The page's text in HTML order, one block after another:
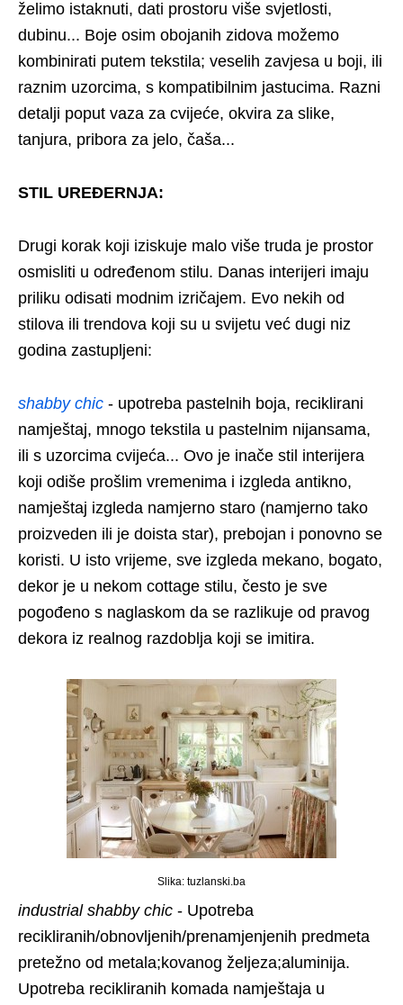
želimo istaknuti, dati prostoru više svjetlosti,
dubinu... Boje osim obojanih zidova možemo
kombinirati putem tekstila; veselih zavjesa u boji, ili
raznim uzorcima, s kompatibilnim jastucima. Razni
detalji poput vaza za cvijeće, okvira za slike,
tanjura, pribora za jelo, čaša...
STIL UREĐERNJA:
Drugi korak koji iziskuje malo više truda je prostor
osmisliti u određenom stilu. Danas interijeri imaju
priliku odisati modnim izričajem. Evo nekih od
stilova ili trendova koji su u svijetu već dugi niz
godina zastupljeni:
shabby chic - upotreba pastelnih boja, reciklirani
namještaj, mnogo tekstila u pastelnim nijansama,
ili s uzorcima cvijeća... Ovo je inače stil interijera
koji odiše prošlim vremenima i izgleda antikno,
namještaj izgleda namjerno staro (namjerno tako
proizveden ili je doista star), prebojan i ponovno se
koristi. U isto vrijeme, sve izgleda mekano, bogato,
dekor je u nekom cottage stilu, često je sve
pogođeno s naglaskom da se razlikuje od pravog
dekora iz realnog razdoblja koji se imitira.
Slika: tuzlanski.ba
industrial shabby chic - Upotreba
recikliranih/obnovljenih/prenamjenjenih predmeta
pretežno od metala;kovanog željeza;aluminija.
Upotreba recikliranih komada namještaja u